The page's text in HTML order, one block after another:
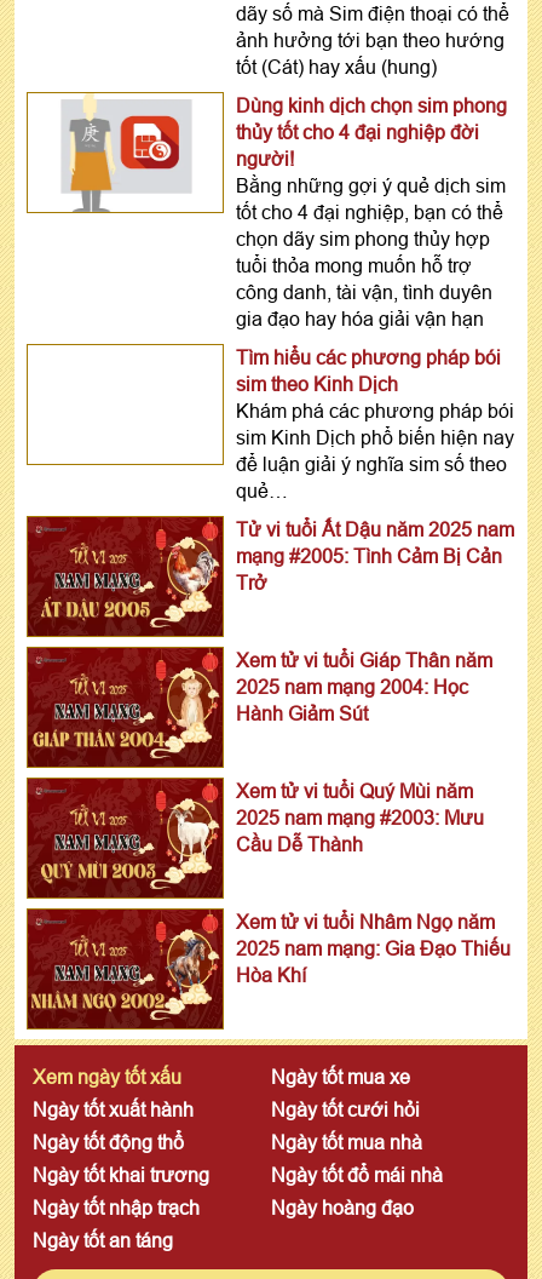
dãy số mà Sim điện thoại có thể
ảnh hưởng tới bạn theo hướng
tốt (Cát) hay xấu (hung)
Dùng kinh dịch chọn sim phong
thủy tốt cho 4 đại nghiệp đời
người!
Bằng những gợi ý quẻ dịch sim
tốt cho 4 đại nghiệp, bạn có thể
chọn dãy sim phong thủy hợp
tuổi thỏa mong muốn hỗ trợ
công danh, tài vận, tình duyên
gia đạo hay hóa giải vận hạn
Tìm hiểu các phương pháp bói
sim theo Kinh Dịch
Khám phá các phương pháp bói
sim Kinh Dịch phổ biến hiện nay
để luận giải ý nghĩa sim số theo
quẻ…
Tử vi tuổi Ất Dậu năm 2025 nam
mạng #2005: Tình Cảm Bị Cản
Trở
Xem tử vi tuổi Giáp Thân năm
2025 nam mạng 2004: Học
Hành Giảm Sút
Xem tử vi tuổi Quý Mùi năm
2025 nam mạng #2003: Mưu
Cầu Dễ Thành
Xem tử vi tuổi Nhâm Ngọ năm
2025 nam mạng: Gia Đạo Thiếu
Hòa Khí
Xem ngày tốt xấu
Ngày tốt mua xe
Ngày tốt xuất hành
Ngày tốt cưới hỏi
Ngày tốt động thổ
Ngày tốt mua nhà
Ngày tốt khai trương
Ngày tốt đổ mái nhà
Ngày tốt nhập trạch
Ngày hoàng đạo
Ngày tốt an táng